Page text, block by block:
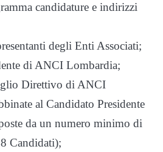
candidature e indirizzi
degli Enti Associati;
di ANCI Lombardia;
Direttivo di ANCI
al Candidato Presidente
da un numero minimo di
Candidati);